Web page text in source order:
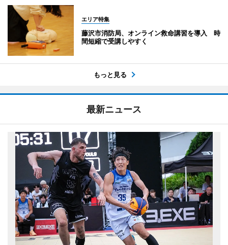
エリア特集
藤沢市消防局、オンライン救命講習を導入 時
間短縮で受講しやすく
もっと見る
最新ニュース